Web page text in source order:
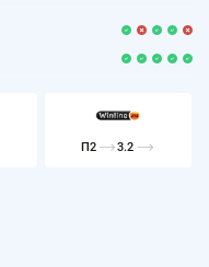
П2 3.2